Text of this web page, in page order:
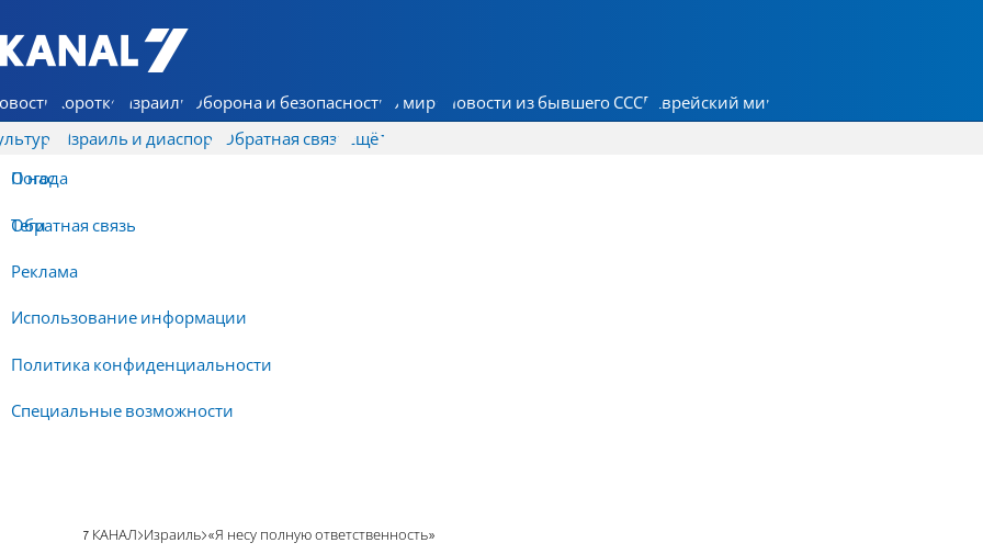
7 КАНАЛ - Аруц Шева
Коротко Израиль Оборона и безопасность В мире Новости из бывшего СССР Еврейский мир
Израиль и диаспора Обратная связь
О нас
Обратная связь
Реклама
Использование информации
Политика конфиденциальности
Специальные возможности
Ещё
Погода
Теги
7 КАНАЛ Израиль «Я несу полную ответственность»